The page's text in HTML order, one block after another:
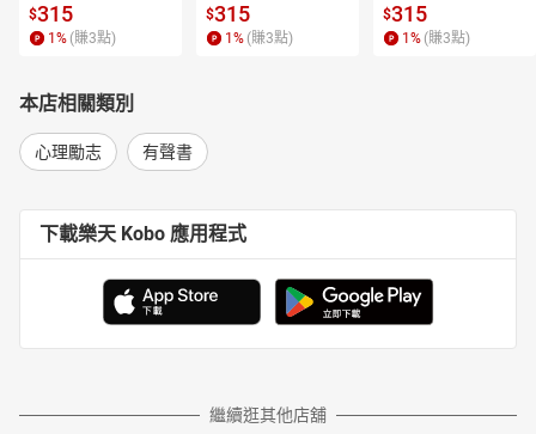
$315
1 % (賺3點)
$315
1 % (賺3點)
$315
1 % (賺3點)
本店相關類別
心理勵志 有聲書
下載樂天 Kobo 應用程式
繼續逛其他店舖